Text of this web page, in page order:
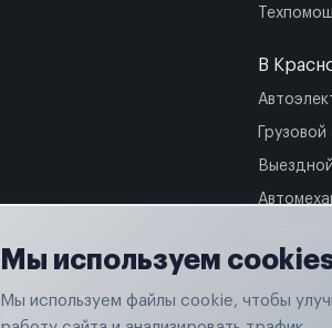
В
Мы используем
Мы используем файлы cookie, чтобы